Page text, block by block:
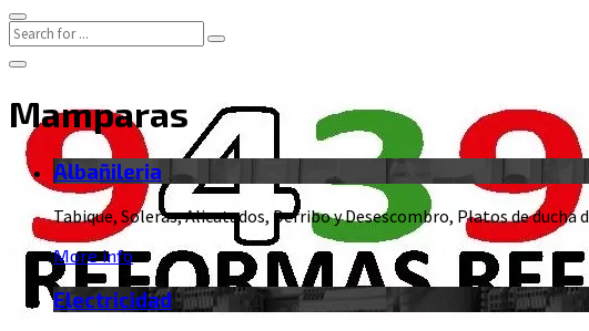
Mamparas
Albañileria
Tabique, Soleras, Alicatados, Derribo y Desescombro, Platos de
More info
Electricidad